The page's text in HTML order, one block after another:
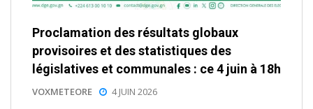
Proclamation des résultats globaux
provisoires et des statistiques des
législatives et communales : ce 4 juin à 18h
VOXMETEORE 4 JUIN 2026